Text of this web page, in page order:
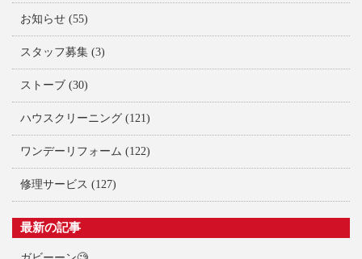
お知らせ (55)
スタッフ募集 (3)
ストーブ (30)
ハウスクリーニング (121)
ワンデーリフォーム (122)
修理サービス (127)
最新の記事